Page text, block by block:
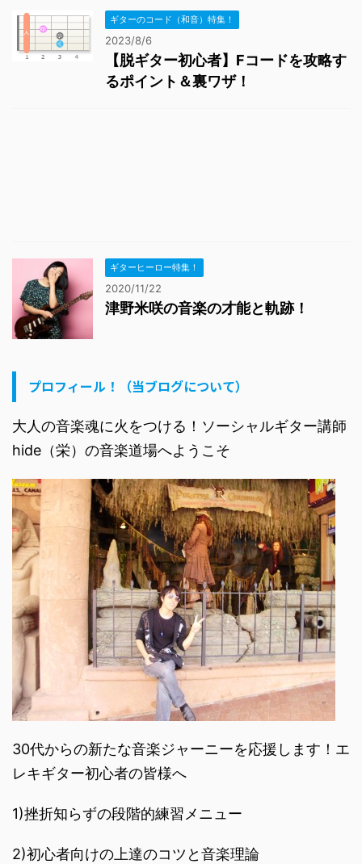
ギターのコード（和音）特集！
2023/8/6
【脱ギター初心者】Fコードを攻略す
るポイント＆裏ワザ！
ギターヒーロー特集！
2020/11/22
津野米咲の音楽の才能と軌跡！
プロフィール！（当ブログについて）
大人の音楽魂に火をつける！ソーシャルギター講師
hide（栄）の音楽道場へようこそ
30代からの新たな音楽ジャーニーを応援します！エ
レキギター初心者の皆様へ
1)挫折知らずの段階的練習メニュー
2)初心者向けの上達のコツと音楽理論